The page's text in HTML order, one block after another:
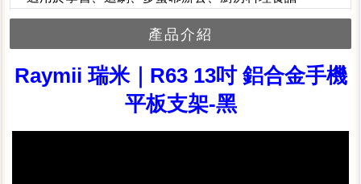
產品介紹
Raymii 瑞米｜R63 13吋 鋁合金手機
平板支架-黑